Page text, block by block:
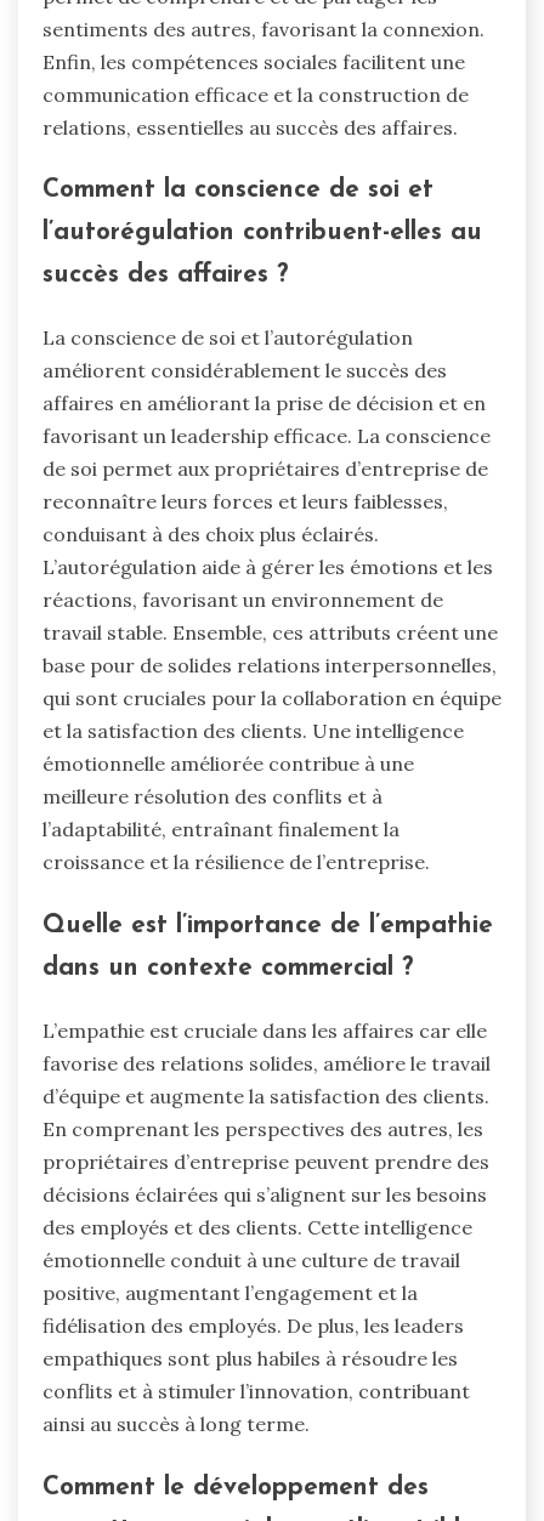
sentiments des autres, favorisant la connexion.
Enfin, les compétences sociales facilitent une
communication efficace et la construction de
relations, essentielles au succès des affaires.
Comment la conscience de soi et
l’autorégulation contribuent-elles au
succès des affaires ?
La conscience de soi et l’autorégulation
améliorent considérablement le succès des
affaires en améliorant la prise de décision et en
favorisant un leadership efficace. La conscience
de soi permet aux propriétaires d’entreprise de
reconnaître leurs forces et leurs faiblesses,
conduisant à des choix plus éclairés.
L’autorégulation aide à gérer les émotions et les
réactions, favorisant un environnement de
travail stable. Ensemble, ces attributs créent une
base pour de solides relations interpersonnelles,
qui sont cruciales pour la collaboration en équipe
et la satisfaction des clients. Une intelligence
émotionnelle améliorée contribue à une
meilleure résolution des conflits et à
l’adaptabilité, entraînant finalement la
croissance et la résilience de l’entreprise.
Quelle est l’importance de l’empathie
dans un contexte commercial ?
L’empathie est cruciale dans les affaires car elle
favorise des relations solides, améliore le travail
d’équipe et augmente la satisfaction des clients.
En comprenant les perspectives des autres, les
propriétaires d’entreprise peuvent prendre des
décisions éclairées qui s’alignent sur les besoins
des employés et des clients. Cette intelligence
émotionnelle conduit à une culture de travail
positive, augmentant l’engagement et la
fidélisation des employés. De plus, les leaders
empathiques sont plus habiles à résoudre les
conflits et à stimuler l’innovation, contribuant
ainsi au succès à long terme.
Comment le développement des